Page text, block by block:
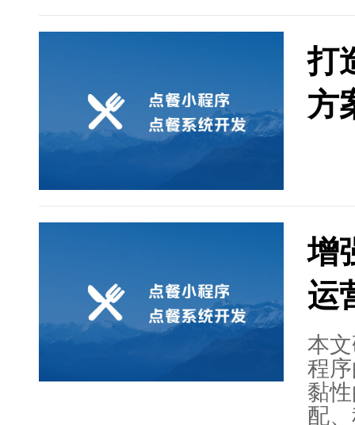
性
化
意
打
方
增
运
本
程
黏
配